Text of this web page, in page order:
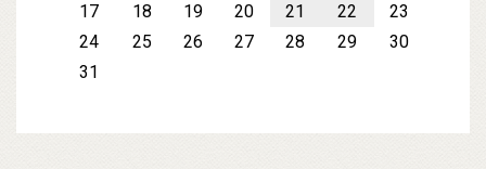
17
18 19 20 21 22
23
24
25 26 27 28 29
30
31